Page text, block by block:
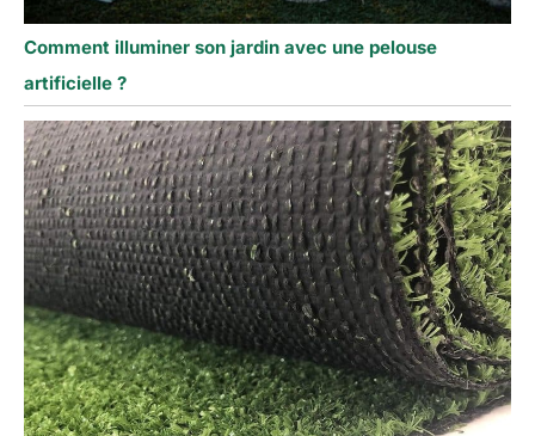
Comment illuminer son jardin avec une pelouse
artificielle ?